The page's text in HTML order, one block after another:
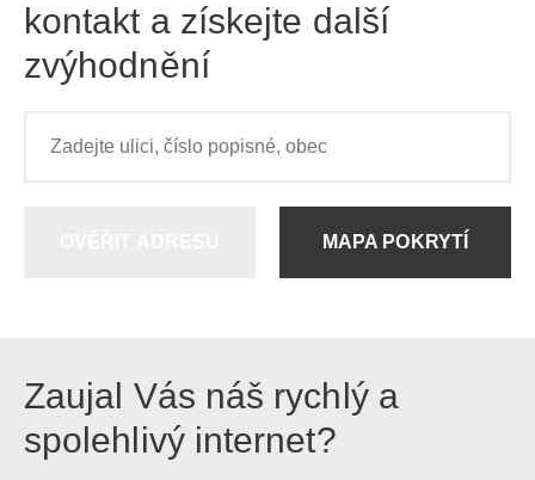
kontakt a získejte další
zvýhodnění
MAPA POKRYTÍ
Zaujal Vás náš rychlý a
spolehlivý internet?